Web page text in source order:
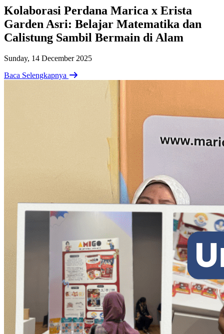
Kolaborasi Perdana Marica x Erista
Garden Asri: Belajar Matematika dan
Calistung Sambil Bermain di Alam
Sunday, 14 December 2025
Baca Selengkapnya